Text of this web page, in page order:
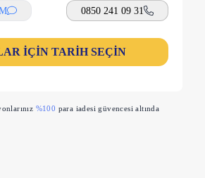
0850 241 09 31
İÇİN TARİH SEÇİN
%100 para iadesi güvencesi altında